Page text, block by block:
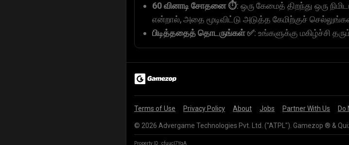
60 வினாடி சோதனை ⏱️: ஒரு கேமைத் திறந்து ஒரு
என்றால், அதை மூடிவிட்டு அடுத்த கேமிற்குச்
பிடித்ததைத் தொடருங்கள் ✅: உங்களுக்கு மகிழ்ச்சி
Terms of Use Privacy Policy About Jobs Partner With Us Do
© 2026 Advergame Technologies Pvt. Ltd. ("ATPL"). Gamezop ® &
Property ID :cfuucl7YgA